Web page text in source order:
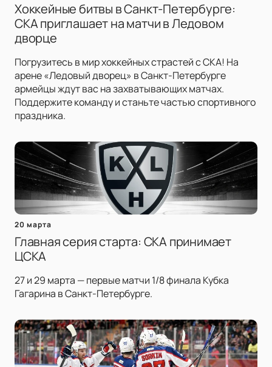
Хоккейные битвы в Санкт-Петербурге:
СКА приглашает на матчи в Ледовом
дворце
Погрузитесь в мир хоккейных страстей с СКА! На
арене «Ледовый дворец» в Санкт-Петербурге
армейцы ждут вас на захватывающих матчах.
Поддержите команду и станьте частью спортивного
праздника.
20 марта
Главная серия старта: СКА принимает
ЦСКА
27 и 29 марта — первые матчи 1/8 финала Кубка
Гагарина в Санкт-Петербурге.